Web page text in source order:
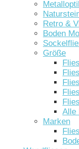
Retro &
Boden
Größe
Alle
Marken